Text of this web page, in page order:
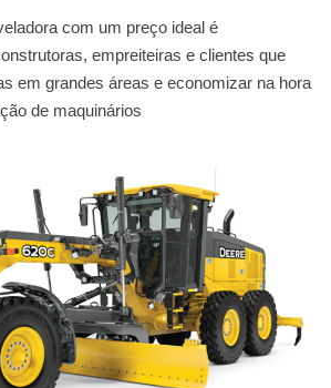
com um preço ideal é
empreiteiras e clientes que
em grandes áreas e economizar na hora
de maquinários